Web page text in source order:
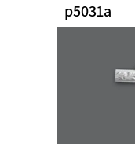
p5031a